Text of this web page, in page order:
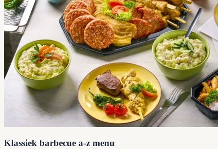
Klassiek barbecue a-z menu